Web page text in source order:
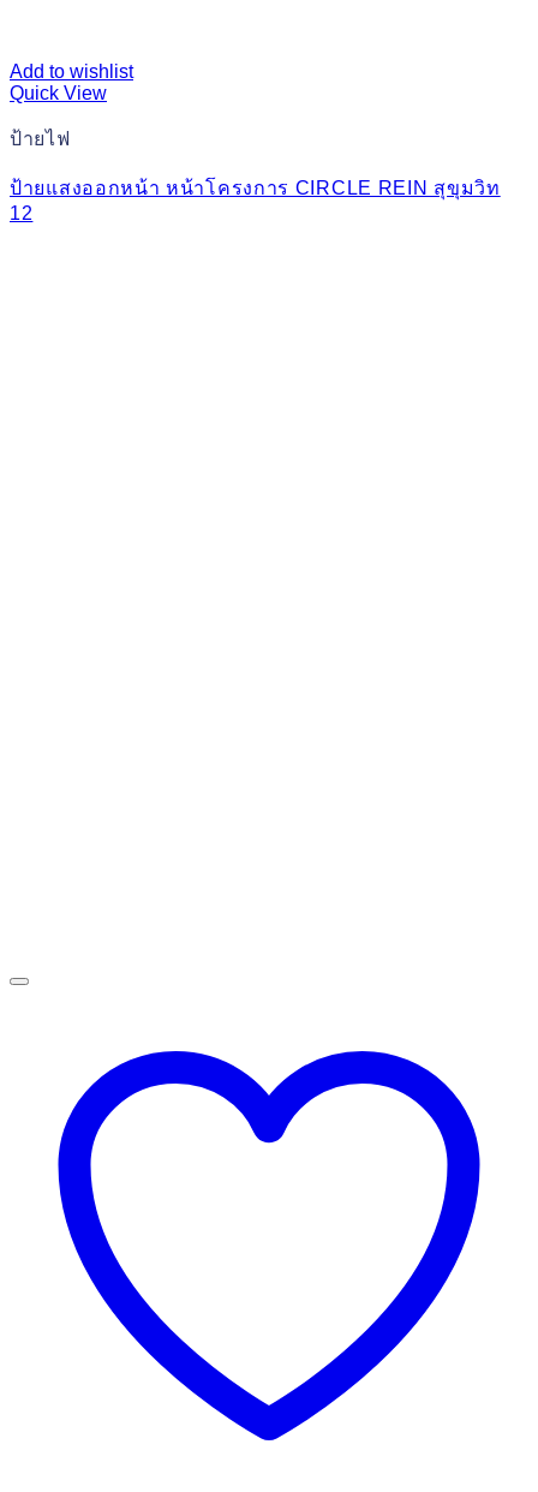
Add to wishlist
Quick View
ป้ายไฟ
ป้ายแสงออกหน้า หน้าโครงการ CIRCLE REIN สุขุมวิท
12